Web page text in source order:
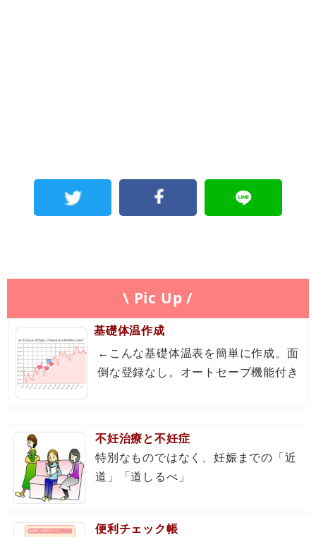
\ Pic Up /
基礎体温作成
←こんな基礎体温表を簡単に作成。面
倒な登録なし。オートセーブ機能付き
不妊治療と不妊症
特別なものではなく、妊娠までの「近
道」「道しるべ」
便利チェック帳